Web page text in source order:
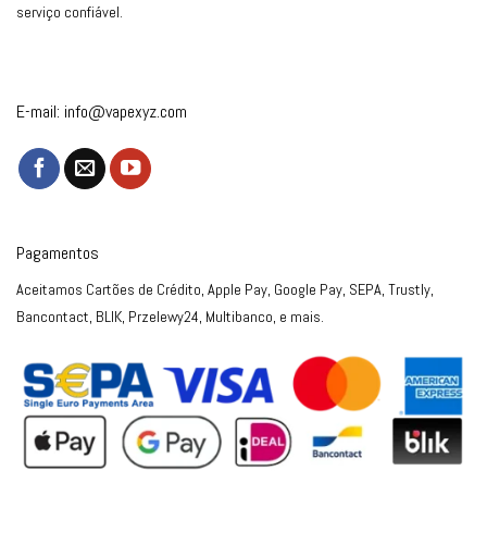
serviço confiável.
E-mail: info@vapexyz.com
Pagamentos
Aceitamos Cartões de Crédito, Apple Pay, Google Pay, SEPA, Trustly,
Bancontact, BLIK, Przelewy24, Multibanco, e mais.